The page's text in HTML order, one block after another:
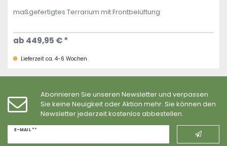
maßgefertigtes Terrarium mit Frontbelüftung
ab 449,95 € *
Lieferzeit ca. 4-6 Wochen
Abonnieren Sie unseren Newsletter und verpassen
Sie keine Neuigkeit oder Aktion mehr. Sie können den
Newsletter jederzeit kostenlos abbestellen.
E-MAIL **
Newsletter